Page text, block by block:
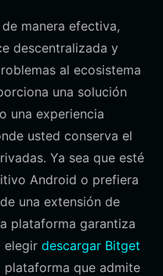
manera efectiva,
descentralizada y
al ecosistema
una solución
una experiencia
usted conserva el
Ya sea que esté
Android o prefiera
una extensión de
plataforma garantiza
elegir descargar Bitget
plataforma que admite